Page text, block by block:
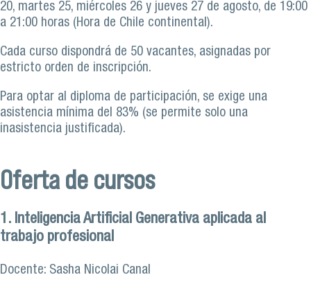
20, martes 25, miércoles 26 y jueves 27 de agosto, de 19:00
a 21:00 horas (Hora de Chile continental).
Cada curso dispondrá de 50 vacantes, asignadas por
estricto orden de inscripción.
Para optar al diploma de participación, se exige una
asistencia mínima del 83% (se permite solo una
inasistencia justificada).
Oferta de cursos
1. Inteligencia Artificial Generativa aplicada al
trabajo profesional
Docente: Sasha Nicolai Canal